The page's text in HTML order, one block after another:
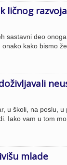
ličnog razvoja
sastavni deo
kako bismo
u školi, na poslu,
Iako vam u tom
mlade